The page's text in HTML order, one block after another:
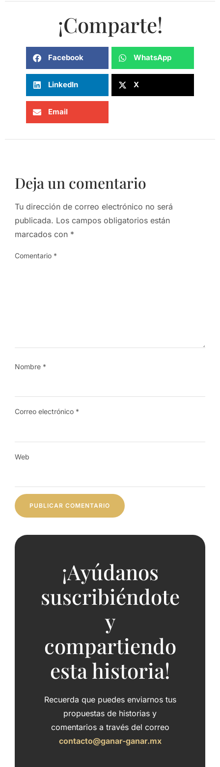
¡Comparte!
Facebook WhatsApp
LinkedIn X
Email
Deja un comentario
Tu dirección de correo electrónico no será
publicada. Los campos obligatorios están
marcados con *
Comentario *
Nombre *
Correo electrónico *
Web
¡Ayúdanos
suscribiéndote
y
compartiendo
esta historia!
Recuerda que puedes enviarnos tus
propuestas de historias y
comentarios a través del correo
contacto@ganar-ganar.mx